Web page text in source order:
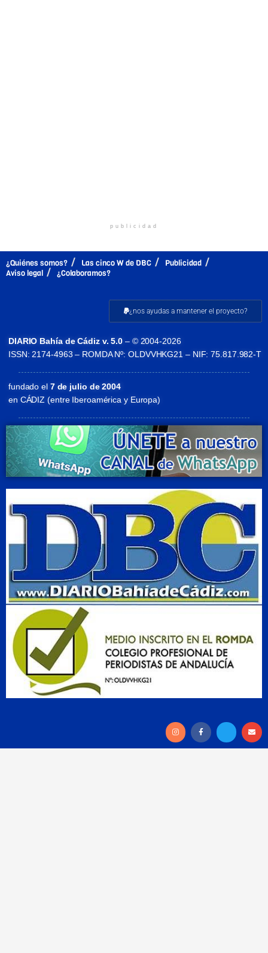
publicidad
¿Quiénes somos? Las cinco W de DBC
Publicidad
Aviso legal
¿Colaboramos?
¿nos ayudas a mantener el proyecto?
DIARIO Bahía de Cádiz v. 5.0 – © 2004-2026
ISSN: 2174-4963 – ROMDA Nº: OLDVVHKG21 – NIF: 75.817.982-T
fundado el7 de julio de 2004
en CÁDIZ (entre Iberoamérica y Europa)